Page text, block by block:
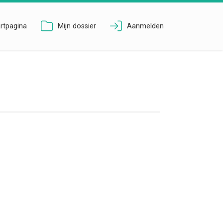
Mijn dossier Aanmelden